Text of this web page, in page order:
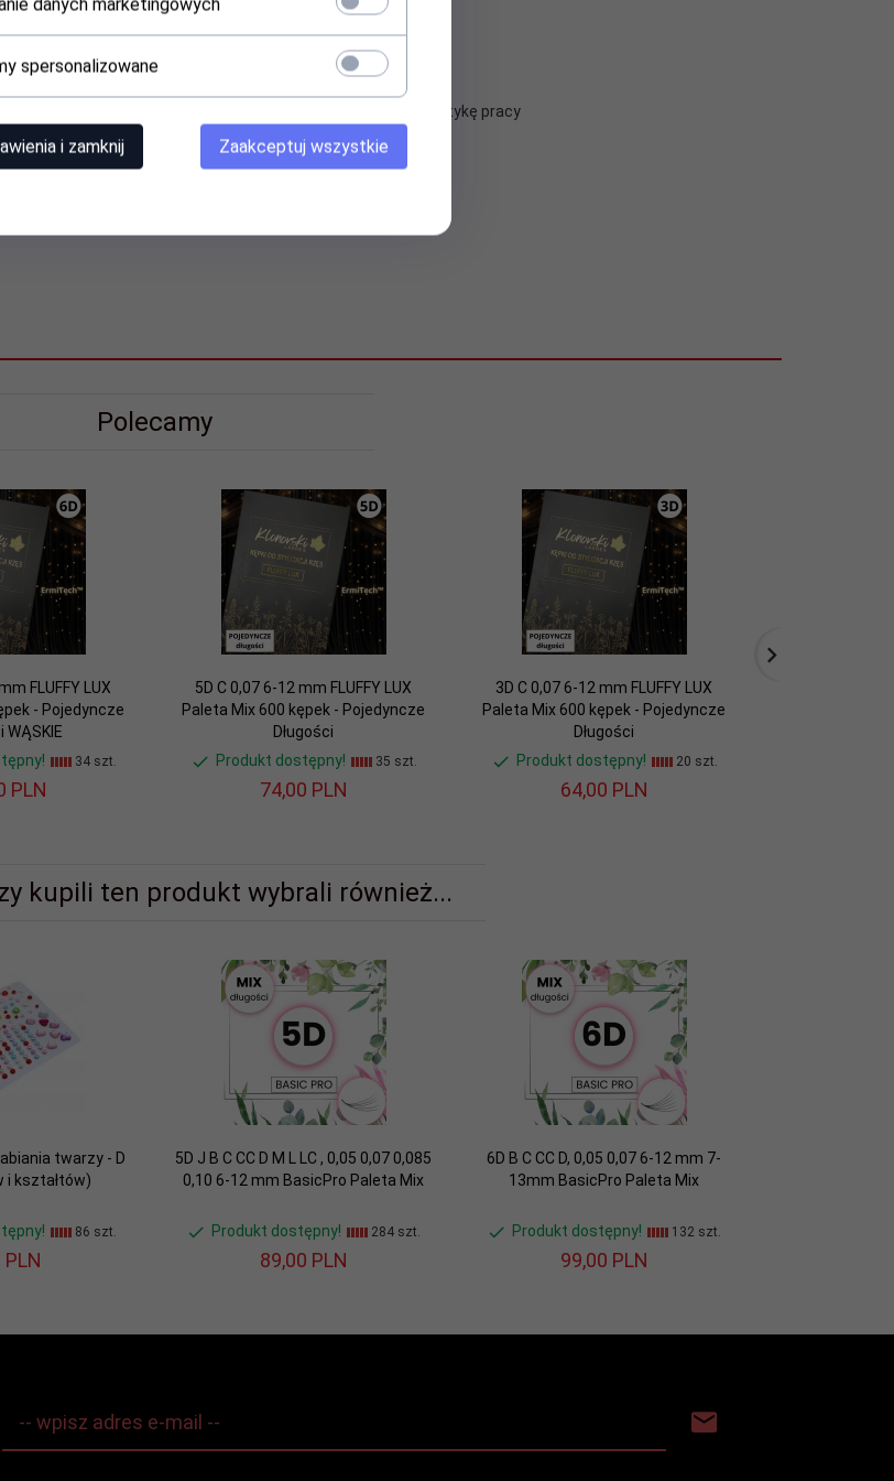
estetykę nawet początkującym osobom.
zajmują się tylko takim rodzajem pracy
koreańskie włókno PBT
to problem zbyt dużego ciężaru na powiekach i wzmaga estetykę pracy
rzęsy bezpośrednio z pudełka.
Polecamy
FLUFFY LUX
- Pojedyncze
WĄSKIE
34 szt.
PLN
5D C 0,07 6-12 mm FLUFFY LUX
Paleta Mix 600 kępek - Pojedyncze
Długości
Produkt dostępny!
35 szt.
74,00 PLN
3D C 0,07 6-12 mm FLUFFY LUX
Paleta Mix 600 kępek - Pojedyncze
Długości
Produkt dostępny!
20 szt.
64,00 PLN
kupili ten produkt wybrali również...
twarzy - D
i kształtów)
86 szt.
PLN
5D J B C CC D M L LC , 0,05 0,07 0,085
0,10 6-12 mm BasicPro Paleta Mix
Produkt dostępny! 284 szt.
89,00 PLN
6D B C CC D, 0,05 0,07 6-12 mm 7-
13mm BasicPro Paleta Mix
Produkt dostępny! 132 szt.
99,00 PLN
-- wpisz adres e-mail --
spersonalizowane
i zamknij Zaakceptuj wszystkie